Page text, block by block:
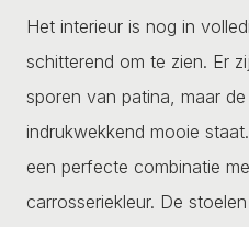
Het interieur is nog in
schitterend om te zien. Er
sporen van patina, maar
indrukwekkend mooie
een perfecte combinatie
carrosseriekleur. De